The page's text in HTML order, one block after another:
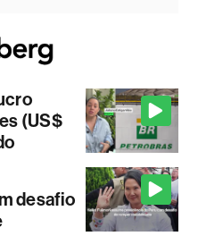
(US$
desafio